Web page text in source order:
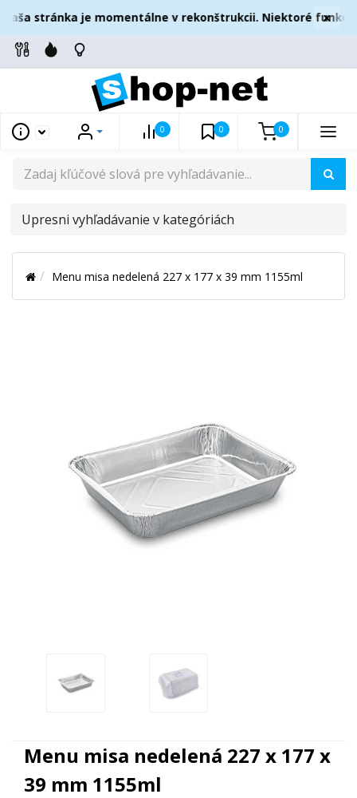
stránka je momentálne v rekonštrukcii. Niektoré ×
0 0 0
UPRESNI
V
KATEGÓRIÁCH
Menu misa nedelená 227 x 177 x 39 mm 1155ml
Menu misa nedelená 227 x 177 x
39 mm 1155ml